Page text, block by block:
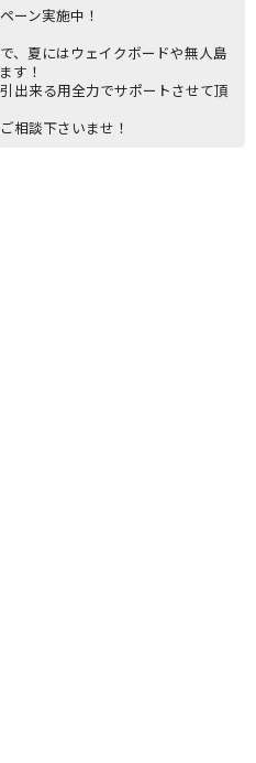
ーン実施中！
、夏にはウェイクボードや無人島
す！
出来る用全力でサポートさせて頂
相談下さいませ！